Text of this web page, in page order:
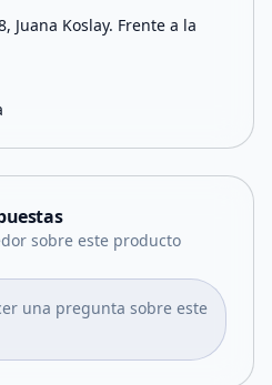
Juana Koslay. Frente a la
sobre este producto
una pregunta sobre este